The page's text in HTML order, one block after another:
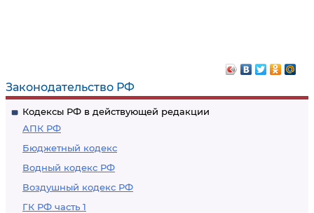
Законодательство РФ
Кодексы РФ в действующей редакции
АПК РФ
Бюджетный кодекс
Водный кодекс РФ
Воздушный кодекс РФ
ГК РФ часть 1